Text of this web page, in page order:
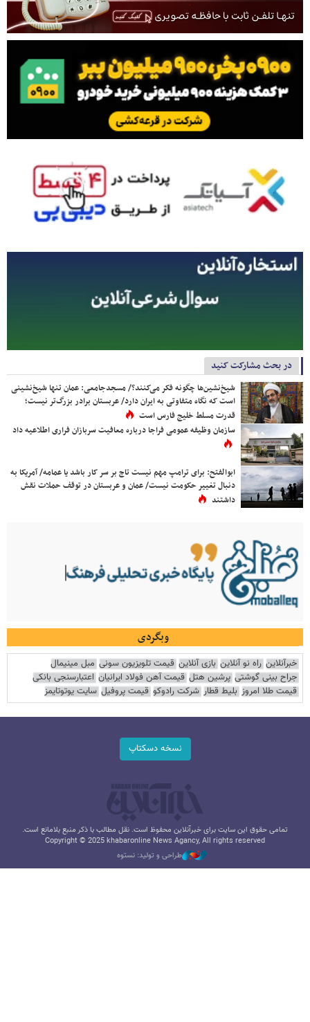
در بحث مشارکت کنید
شیخ‌نشین‌ها چگونه فکر می‌کنند؟/ مسجدجامعی: عمان تنها شیخ‌نشینی
است که نگاه متفاوتی به ایران دارد/ عربستان برادر بزرگ‌تر نیست؛
قدرت مسلط خلیج فارس است
سازمان وظیفه عمومی فراجا درباره معافیت سربازان فراری اطلاعیه داد
ابوالفتح: برای ترامپ مهم نیست تاج بر سر کار باشد یا عمامه/ آمریکا به
دنبال تغییر حکومت نیست/ عمان و عربستان در توقف حملات نقش
داشتند
وبگردی
خبرآنلاین راه نو آنلاین بازی آنلاین قیمت تلویزیون سونی مبل مینیمال
جراح بینی گوشتی پرشین هتل قیمت آهن فولاد ایرانیان اعتبارسنجی بانکی
قیمت طلا امروز بلیط قطار شرکت رادوکو قیمت پروفیل سایت یوتوتایمز
نسخه دسکتاپ
تمامی حقوق این سایت برای خبرآنلاین محفوظ است. نقل مطالب با ذکر منبع بلامانع است.
Copyright © 2025 khabaronline News Agancy, All rights reserved
طراحی و تولید: نستوه